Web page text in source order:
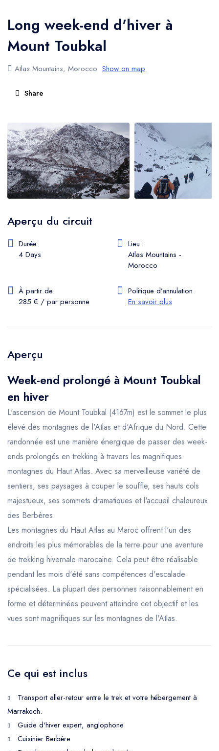
Long week-end d'hiver à
Mount Toubkal
Atlas Mountains, Morocco Show on map
Share
Aperçu du circuit
Durée:
4 Days
Lieu:
Atlas Mountains -
Morocco
À partir de
285 € / par personne
Politique d’annulation
En savoir plus
Aperçu
Week-end prolongé à Mount Toubkal
en hiver
L'ascension de Mount Toubkal (4167m) est le sommet le plus
élevé des montagnes de l'Atlas et d'Afrique du Nord. Cette
randonnée est une manière énergique de passer des week-
ends prolongés en trekking à travers les magnifiques
montagnes du Haut Atlas. Avec sa merveilleuse variété de
sentiers, ses paysages à couper le souffle, ses hauts cols
majestueux, ses sommets dramatiques et l'accueil chaleureux
des Berbères.
Les montagnes du Haut Atlas au Maroc offrent l'un des
endroits les plus mémorables de la terre pour une aventure
de trekking hivernale marocaine. Cela peut être réalisable
pendant les mois d'été sans compétences d'escalade
spécialisées. La plupart des personnes raisonnablement en
forme et déterminées peuvent atteindre cet objectif et les
vues sont magnifiques sur les montagnes de l'Atlas.
Ce qui est inclus
Transport aller-retour entre le trek et votre hébergement à
Marrakech.
Guide d'hiver expert, anglophone
Cuisinier Berbère